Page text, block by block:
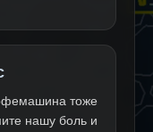
тоже
нашу боль и